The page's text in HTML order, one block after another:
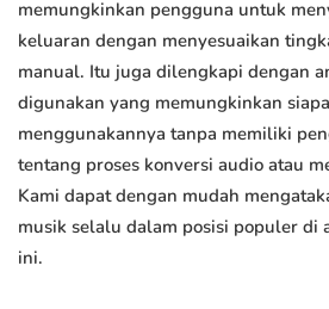
memungkinkan pengguna untuk
keluaran dengan menyesuaikan
manual. Itu juga dilengkapi dengan
digunakan yang memungkinkan
menggunakannya tanpa memiliki
tentang proses konversi audio atau
Kami dapat dengan mudah
musik selalu dalam posisi populer di
ini.